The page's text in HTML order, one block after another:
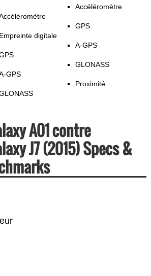
Empreinte digitale
GPS
Accéléromètre
GPS
A-GPS
GLONASS
Proximité
A01 contre
J7 (2015) Specs &